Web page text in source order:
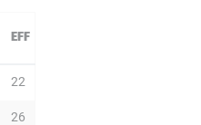
EFF
22
26